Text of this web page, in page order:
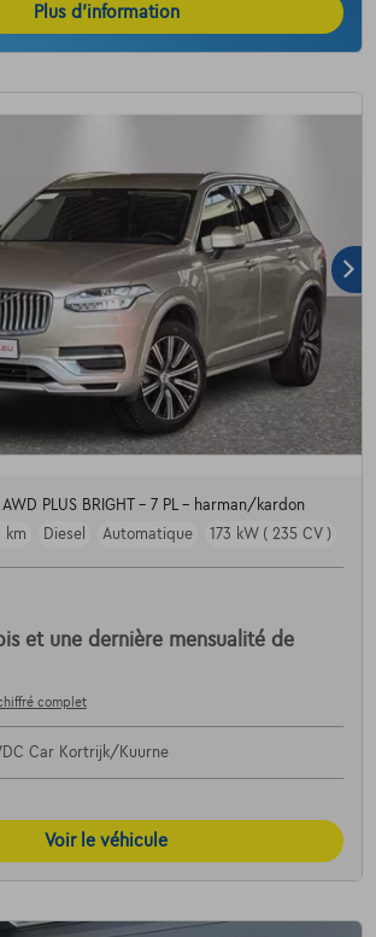
Plus d’information
AWD PLUS BRIGHT - 7 PL - harman/kardon
km Diesel Automatique 173 kW ( 235 CV )
et une dernière mensualité de
complet
Car Kortrijk/Kuurne
Voir le véhicule